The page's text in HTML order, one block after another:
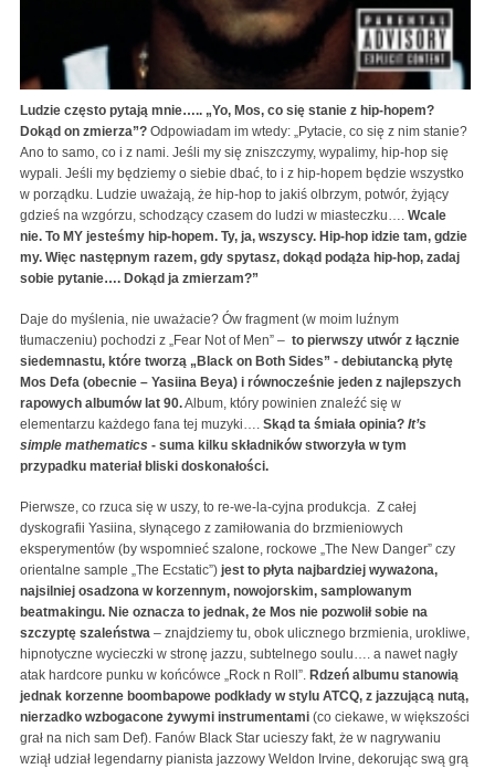
Ludzie często pytają mnie….. „Yo, Mos, co się stanie z hip-hopem?
Dokąd on zmierza”? Odpowiadam im wtedy: „Pytacie, co się z nim stanie?
Ano to samo, co i z nami. Jeśli my się zniszczymy, wypalimy, hip-hop się
wypali. Jeśli my będziemy o siebie dbać, to i z hip-hopem będzie wszystko
w porządku. Ludzie uważają, że hip-hop to jakiś olbrzym, potwór, żyjący
gdzieś na wzgórzu, schodzący czasem do ludzi w miasteczku…. Wcale
nie. To MY jesteśmy hip-hopem. Ty, ja, wszyscy. Hip-hop idzie tam, gdzie
my. Więc następnym razem, gdy spytasz, dokąd podąża hip-hop, zadaj
sobie pytanie…. Dokąd ja zmierzam?”
Daje do myślenia, nie uważacie? Ów fragment (w moim luźnym
tłumaczeniu) pochodzi z „Fear Not of Men” – to pierwszy utwór z łącznie
siedemnastu, które tworzą „Black on Both Sides” - debiutancką płytę
Mos Defa (obecnie – Yasiina Beya) i równocześnie jeden z najlepszych
rapowych albumów lat 90.Album, który powinien znaleźć się w
elementarzu każdego fana tej muzyki…. Skąd ta śmiała opinia? It’s
simple mathematics - suma kilku składników stworzyła w tym
przypadku materiał bliski doskonałości.
Pierwsze, co rzuca się w uszy, to re-we-la-cyjna produkcja. Z całej
dyskografii Yasiina, słynącego z zamiłowania do brzmieniowych
eksperymentów (by wspomnieć szalone, rockowe „The New Danger” czy
orientalne sample „The Ecstatic”) jest to płyta najbardziej wyważona,
najsilniej osadzona w korzennym, nowojorskim, samplowanym
beatmakingu. Nie oznacza to jednak, że Mos nie pozwolił sobie na
szczyptę szaleństwa – znajdziemy tu, obok ulicznego brzmienia, urokliwe,
hipnotyczne wycieczki w stronę jazzu, subtelnego soulu…. a nawet nagły
atak hardcore punku w końcówce „Rock n Roll”. Rdzeń albumu stanowią
jednak korzenne boombapowe podkłady w stylu ATCQ, z jazzującą nutą,
nierzadko wzbogacone żywymi instrumentami (co ciekawe, w większości
grał na nich sam Def). Fanów Black Star ucieszy fakt, że w nagrywaniu
wziął udział legendarny pianista jazzowy Weldon Irvine, dekorując swą grą